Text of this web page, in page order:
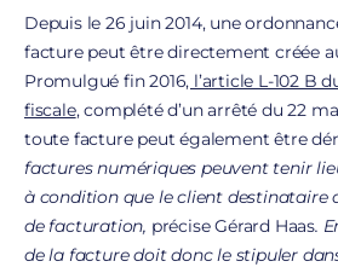
Depuis le 26 juin 2014, une
facture peut être directement créée
Promulgué fin 2016, l’article L-102 B
fiscale, complété d’un arrêté du 22
toute facture peut également être
factures numériques peuvent tenir
à condition que le client destinataire
de facturation, précise Gérard Haas.
de la facture doit donc le stipuler